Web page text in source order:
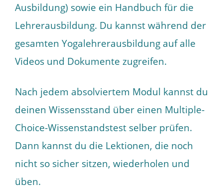
Ausbildung) sowie ein Handbuch für die
Lehrerausbildung. Du kannst während der
gesamten Yogalehrerausbildung auf alle
Videos und Dokumente zugreifen.
Nach jedem absolviertem Modul kannst du
deinen Wissensstand über einen Multiple-
Choice-Wissenstandstest selber prüfen.
Dann kannst du die Lektionen, die noch
nicht so sicher sitzen, wiederholen und
üben.